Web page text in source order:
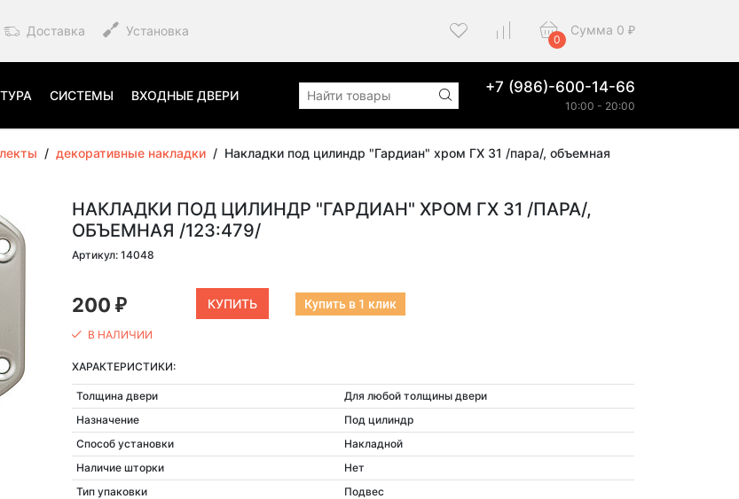
Доставка Установка
0
Сумма 0 ₽
СИСТЕМЫ ВХОДНЫЕ ДВЕРИ +7 (986)-600-14-66
10:00 - 20:00
/ декоративные накладки / Накладки под цилиндр "Гардиан" хром ГХ 31 /пара/, объемная
НАКЛАДКИ ПОД ЦИЛИНДР "ГАРДИАН" ХРОМ ГХ 31 /ПАРА/,
ОБЪЕМНАЯ /123:479/
Артикул: 14048
200 ₽ Купить в 1 клик
В НАЛИЧИИ
ХАРАКТЕРИСТИКИ:
Толщина двери
Для любой толщины двери
Назначение
Под цилиндр
Способ установки
Накладной
Наличие шторки
Нет
Тип упаковки
Подвес